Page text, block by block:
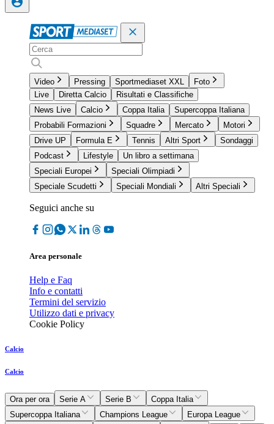
Video Pressing Sportmediaset XXL
Foto
Live
Diretta Calcio
Risultati e Classifiche
News Live
Calcio Coppa Italia
Supercoppa Italiana
Probabili Formazioni
Squadre Mercato
Motori
Drive UP
Formula E Tennis Altri Sport
Sondaggi
Podcast
Lifestyle
Un libro a settimana
Speciali Europei
Speciali Olimpiadi
Speciale Scudetti
Speciali Mondiali Altri Speciali
Seguici anche su
Area personale
Help e Faq
Info e contatti
Termini del servizio
Utilizzo dati e privacy
Cookie Policy
Calcio
Calcio
Ora per ora Serie A Serie B
Coppa Italia
Supercoppa Italiana
Champions League
Europa League